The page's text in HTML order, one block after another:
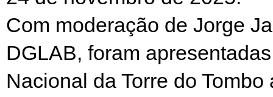
Com moderação de Jorge
DGLAB, foram
Nacional da Torre do Tombo